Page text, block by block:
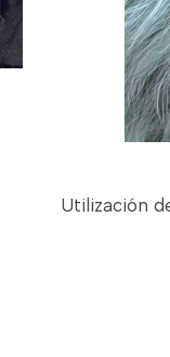
Utilización